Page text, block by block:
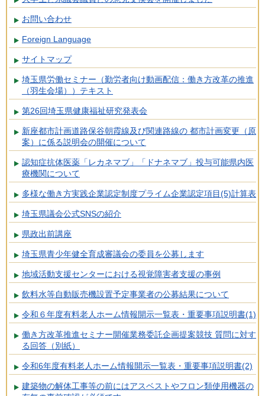
お問い合わせ
Foreign Language
サイトマップ
埼玉県労働セミナー（勤労者向け動画配信：働き方改革の推進
（羽生会場））テキスト
第26回埼玉県健康福祉研究発表会
新座都市計画道路保谷朝霞線及び関連路線の 都市計画変更（原
案）に係る説明会の開催について
認知症抗体医薬「レカネマブ」「ドナネマブ」投与可能県内医
療機関について
多様な働き方実践企業認定制度プライム企業認定項目(5)計算表
埼玉県議会公式SNSの紹介
県政出前講座
埼玉県青少年健全育成審議会の委員を公募します
地域活動支援センターにおける視覚障害者支援の事例
飲料水等自動販売機設置予定事業者の公募結果について
令和６年度有料老人ホーム情報開示一覧表・重要事項説明書(1)
働き方改革推進セミナー開催業務委託企画提案競技 質問に対す
る回答（別紙）
令和6年度有料老人ホーム情報開示一覧表・重要事項説明書(2)
建築物の解体工事等の前にはアスベストやフロン類使用機器の